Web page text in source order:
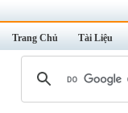
Trang Chủ Tài Liệu